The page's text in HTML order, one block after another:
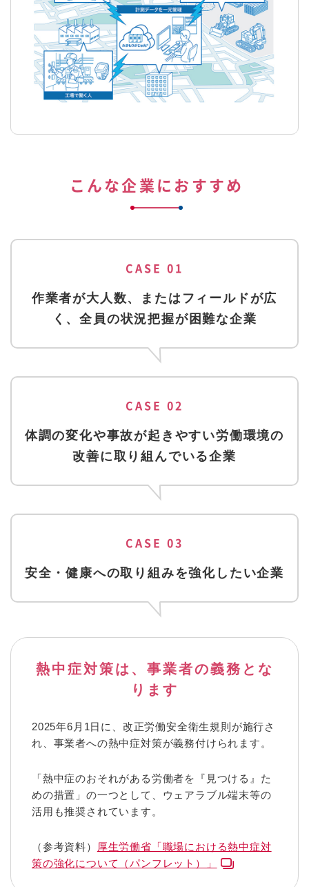
こんな企業におすすめ
CASE 01
作業者が大人数、またはフィールドが広
く、全員の状況把握が困難な企業
CASE 02
体調の変化や事故が起きやすい労働環境の
改善に取り組んでいる企業
CASE 03
安全・健康への取り組みを強化したい企業
熱中症対策は、事業者の義務とな
ります
2025年6月1日に、改正労働安全衛生規則が施行さ
れ、事業者への熱中症対策が義務付けられます。
「熱中症のおそれがある労働者を『見つける』た
めの措置」の一つとして、ウェアラブル端末等の
活用も推奨されています。
（参考資料）
厚生労働省「職場における熱中症対
策の強化について（パンフレット）」